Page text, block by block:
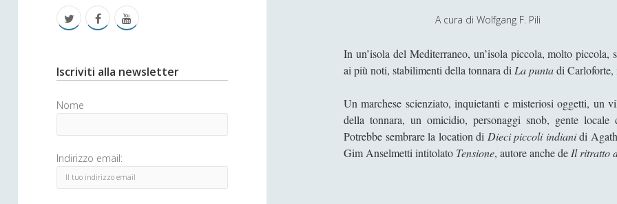
c
i
t
r
f
c
b
o
k
u
u
e
S
i
e
b
Iscriviti alla newsletter
Nome
Indirizzo email:
A cura di Wolfgang F.
In un’isola del Mediterraneo, un’isola piccola, molto
ai più noti, stabilimenti della tonnara di La puntadi Carloforte,
Un marchese scienziato, inquietanti e misteriosi oggetti, un
della tonnara, un omicidio, personaggi snob, gente locale
Potrebbe sembrare la location di Dieci piccoli indianidi
Gim Anselmetti intitolato Tensione, autore anche de Il ritratto